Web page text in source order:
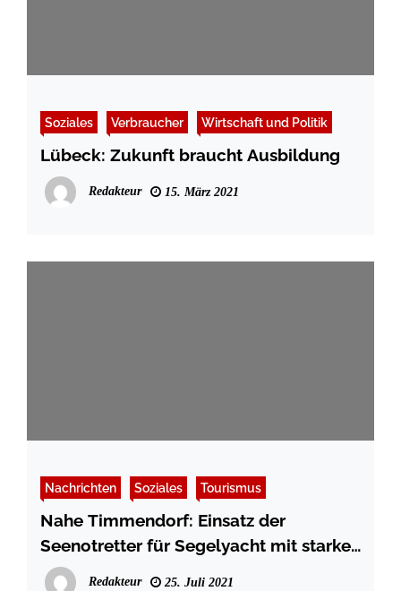
Soziales Verbraucher Wirtschaft und Politik
Lübeck: Zukunft braucht Ausbildung
Redakteur 15. März 2021
Nachrichten Soziales Tourismus
Nahe Timmendorf: Einsatz der
Seenotretter für Segelyacht mit starker
Rauchentwicklung
Redakteur 25. Juli 2021